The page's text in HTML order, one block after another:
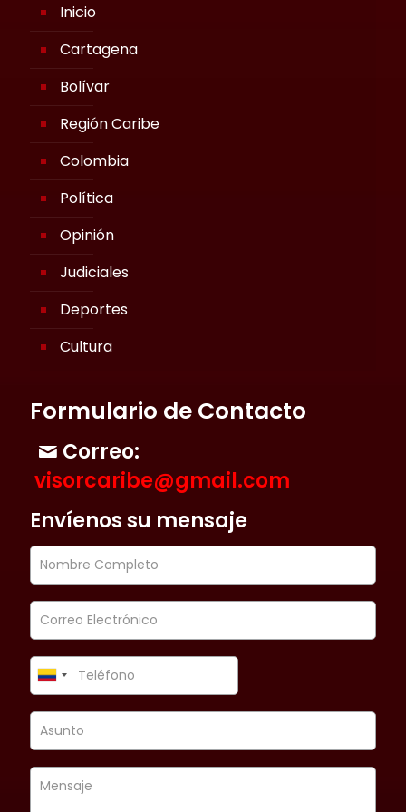
Inicio
Cartagena
Bolívar
Región Caribe
Colombia
Política
Opinión
Judiciales
Deportes
Cultura
Formulario de Contacto
Correo:
visorcaribe@gmail.com
Envíenos su mensaje